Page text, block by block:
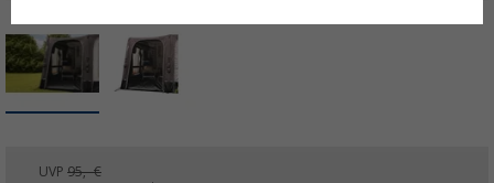
UVP 95,- €